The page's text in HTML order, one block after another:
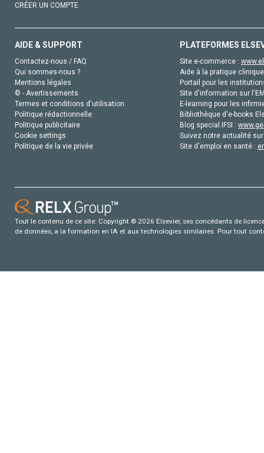
CRÉER UN COMPTE
AIDE & SUPPORT
Contactez-nous / FAQ
Qui sommes-nous ?
Mentions légales
© - Avertissements
Termes et conditions d'utilisation
Politique rédactionnelle
Politique publicitaire
Cookie settings
Politique de la vie privée
PLATEFORMES
Site e-commerce :
Aide à la pratique
Portail pour les
Site d'information sur
E-learning pour les
Bibliothèque d'e-books
Blog special IFSI :
Suivez notre actualité
Site d'emploi en santé :
Tout le contenu de ce site: Copyright © 2026 Elsevier, ses concédants de
de données, a la formation en IA et aux technologies similaires. Pour tout